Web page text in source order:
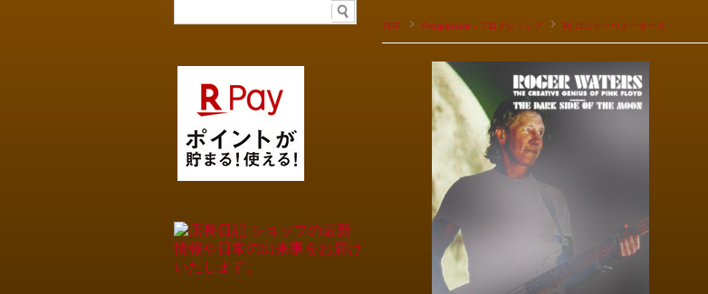
TOP Progressive - プログレッシブ R) ロジャーウォータース